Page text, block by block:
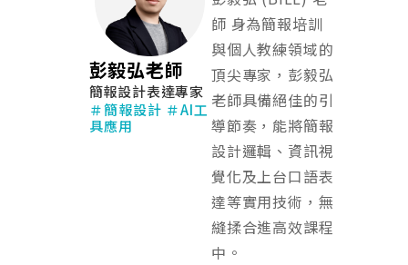
彭毅弘老師
簡報設計表達專家
＃簡報設計 ＃AI工
具應用
師 身為簡報培訓
與個人教練領域的
頂尖專家，彭毅弘
老師具備絕佳的引
導節奏，能將簡報
設計邏輯、資訊視
覺化及上台口語表
達等實用技術，無
縫揉合進高效課程
中。